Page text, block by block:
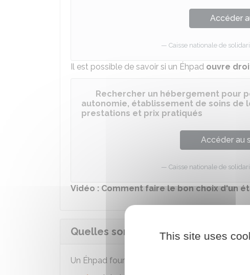
Accéder
Caisse nationale de
Il est possible de savoir si un Éhpad ouvre
Rechercher un hébergement pour
autonomie, établissement de soins de
prestations et prix pratiqués
Accéder au
Caisse nationale de
Vidéo : Comment faire le bon choix d'un
Quelles sont les prestations
Un Éhpad fournit
les prestations
This site uses